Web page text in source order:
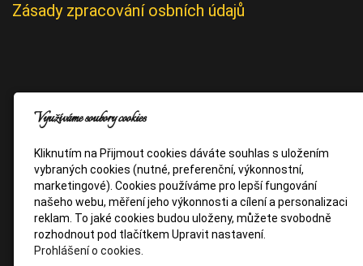
Zásady zpracování osbních údajů
Využíváme soubory cookies
Kliknutím na Přijmout cookies dáváte souhlas s uložením
vybraných cookies (nutné, preferenční, výkonnostní,
marketingové). Cookies používáme pro lepší fungování
našeho webu, měření jeho výkonnosti a cílení a personalizaci
reklam. To jaké cookies budou uloženy, můžete svobodně
rozhodnout pod tlačítkem Upravit nastavení.
Prohlášení o cookies.